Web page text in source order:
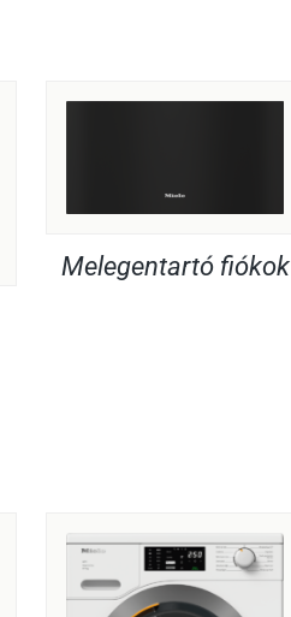
Melegentartó fiókok